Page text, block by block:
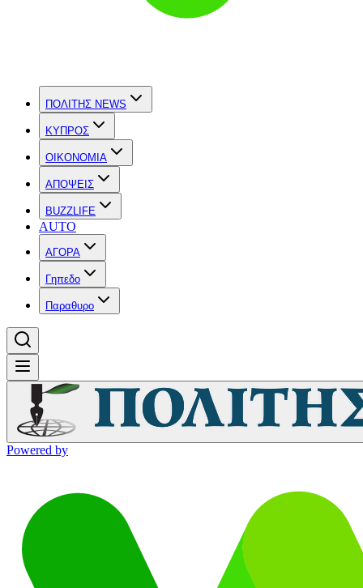
ΠΟΛΙΤΗΣ NEWS
ΚΥΠΡΟΣ
OIKONOMIA
ΑΠΟΨΕΙΣ
BUZZLIFE
AUTO
ΑΓΟΡΑ
Γηπεδο
Παραθυρο
Powered by